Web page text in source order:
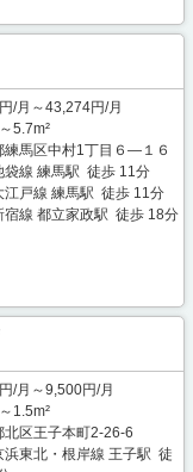
/月～43,274円/月
5.7m²
練馬区中村1丁目６―１６
袋線 練馬駅 徒歩 11分
江戸線 練馬駅 徒歩 11分
宿線 都立家政駅 徒歩 18分
/月～9,500円/月
1.5m²
北区王子本町2-26-6
浜東北・根岸線 王子駅 徒